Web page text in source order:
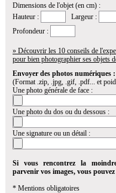
Dimensions de l'objet (en cm) :
Hauteur :
Largeur :
Profondeur :
» Découvrir les 10 conseils de
pour bien photographier ses objets
Envoyer des photos numériques :
(Format .zip, .jpg, .gif, .pdf... et
Une photo générale de face :
Une photo du dos ou du dessous :
Une signature ou un détail :
Si vous rencontrez la
parvenir vos images, vous
* Mentions obligatoires